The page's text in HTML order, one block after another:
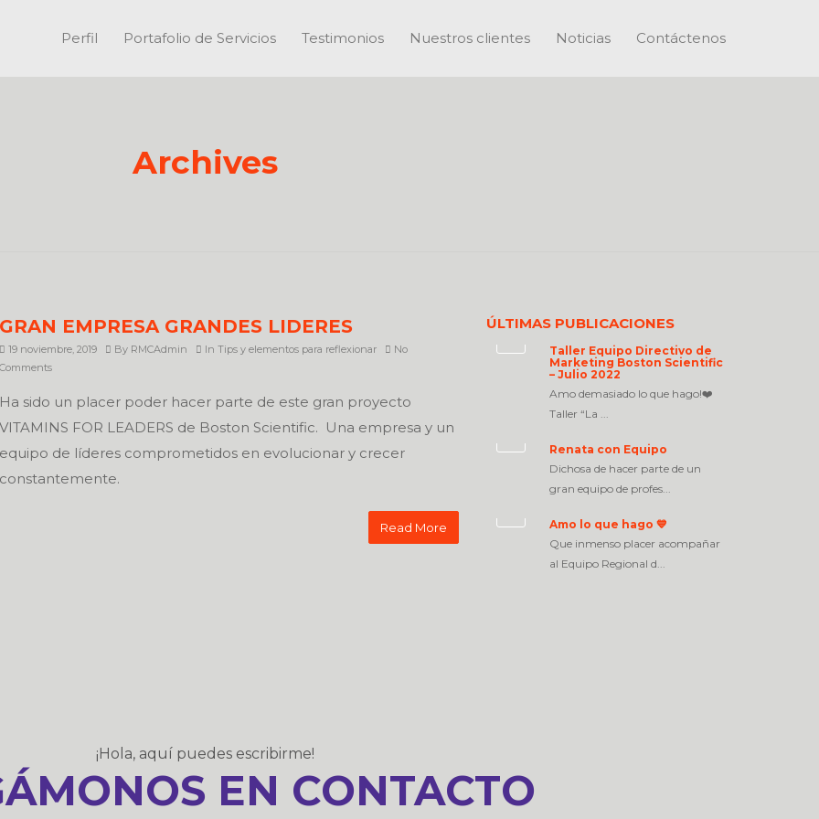
Perfil Portafolio de Servicios Testimonios Nuestros clientes Noticias Contáctenos
Archives
GRAN EMPRESA GRANDES LIDERES
19 noviembre, 2019 By RMCAdmin In Tips y elementos para reflexionar
No
Comments
Ha sido un placer poder hacer parte de este gran proyecto
VITAMINS FOR LEADERS de Boston Scientific. Una empresa y un
equipo de líderes comprometidos en evolucionar y crecer
constantemente.
Read More
ÚLTIMAS PUBLICACIONES
Taller Equipo Directivo de
Marketing Boston Scientific
– Julio 2022
Amo demasiado lo que hago!❤️
Taller “La ...
Renata con Equipo
Dichosa de hacer parte de un
gran equipo de profes...
Amo lo que hago 💙
Que inmenso placer acompañar
al Equipo Regional d...
¡Hola, aquí puedes escribirme!
EN CONTACTO